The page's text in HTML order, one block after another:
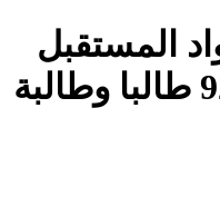
المستقبل
الثالث" بمشاركة 92 طالبا وطالبة